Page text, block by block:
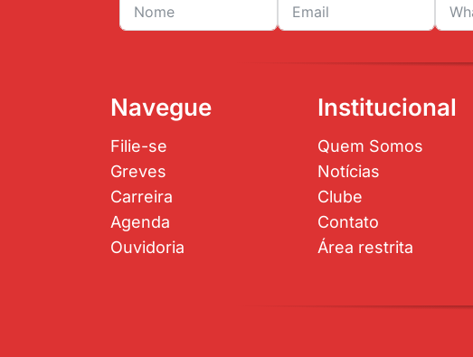
Navegue
Filie-se
Greves
Carreira
Agenda
Ouvidoria
Institucional
Quem Somos
Notícias
Clube
Contato
Área restrita